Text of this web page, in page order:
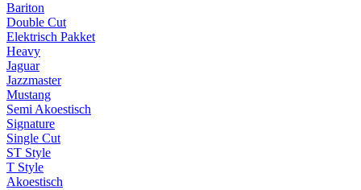
Bariton
Double Cut
Elektrisch Pakket
Heavy
Jaguar
Jazzmaster
Mustang
Semi Akoestisch
Signature
Single Cut
ST Style
T Style
Akoestisch